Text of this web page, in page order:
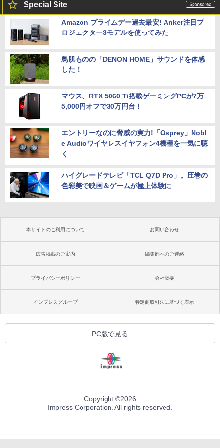
Special Site
Amazon プライムデー過去最安! Anker注目プ
ロジェクター3モデルを使ってみた
鳥肌ものの「DENON HOME」サウンドを体感
した！
マウス、RTX 5060 Ti搭載ゲーミングPCが7万
5,000円オフで30万円台！
エントリーなのに脅威の実力!「Osprey」Nobl
e Audioワイヤレスイヤフォン4機種を一気に聴
く
ハイグレードテレビ「TCL Q7D Pro」。圧巻の
色彩美で映画＆ゲームが極上体験に
本サイトのご利用について お問い合わせ
広告掲載のご案内 編集部へのご連絡
プライバシーポリシー 会社概要
インプレスグループ 特定商取引法に基づく表示
PC版で見る
Copyright ©2026
Impress Corporation. All rights reserved.